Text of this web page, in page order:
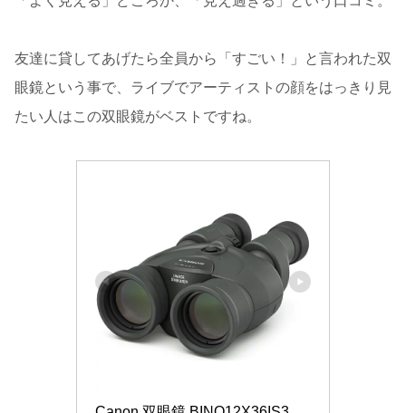
友達に貸してあげたら全員から「すごい！」と言われた双
眼鏡という事で、ライブでアーティストの顔をはっきり見
たい人はこの双眼鏡がベストですね。